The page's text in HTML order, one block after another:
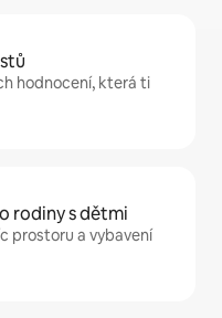
hodnocení, která ti
rodiny s dětmi
prostoru a vybavení